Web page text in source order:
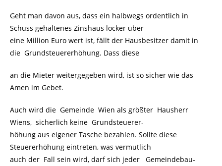
Geht man davon aus, dass ein halbwegs ordentlich in
Schuss gehaltenes Zinshaus locker über
eine Million Euro wert ist, fällt der Hausbesitzer damit in
die Grundsteuererhöhung. Dass diese
an die Mieter weitergegeben wird, ist so sicher wie das
Amen im Gebet.
Auch wird die Gemeinde Wien als größter Hausherr
Wiens, sicherlich keine Grundsteuerer-
höhung aus eigener Tasche bezahlen. Sollte diese
Steuererhöhung eintreten, was vermutlich
auch der Fall sein wird, darf sich jeder Gemeindebau-